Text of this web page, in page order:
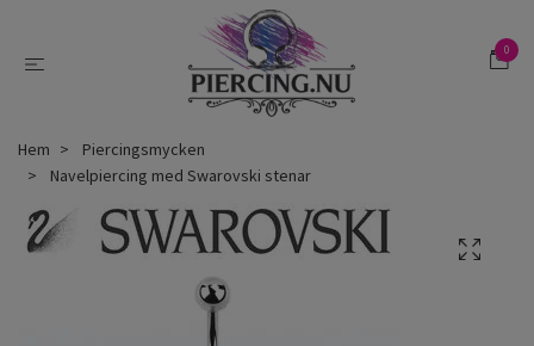
0
Hem
Piercingsmycken
Navelpiercing med Swarovski stenar